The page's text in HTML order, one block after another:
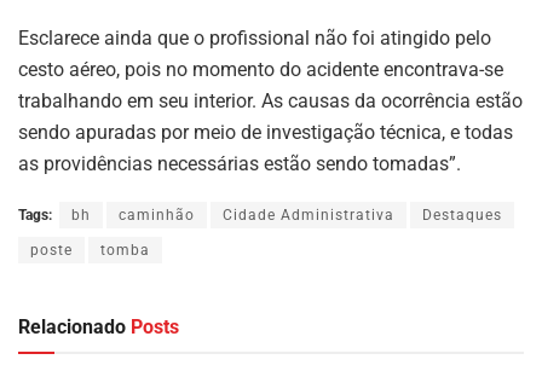
Esclarece ainda que o profissional não foi atingido pelo
cesto aéreo, pois no momento do acidente encontrava-se
trabalhando em seu interior. As causas da ocorrência estão
sendo apuradas por meio de investigação técnica, e todas
as providências necessárias estão sendo tomadas”.
Tags: bh caminhão Cidade Administrativa Destaques
poste tomba
Relacionado Posts